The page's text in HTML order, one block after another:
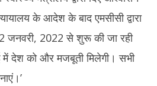
के आदेश के बाद एमसीसी द्वारा
जनवरी, 2022 से शुरू की जा रही
देश को और मजबूती मिलेगी। सभी